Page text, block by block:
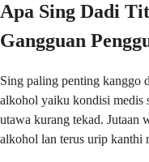
Apa Sing Dadi
Gangguan
Sing paling penting kanggo
alkohol yaiku kondisi medis
utawa kurang tekad. Jutaan
alkohol lan terus urip kanthi